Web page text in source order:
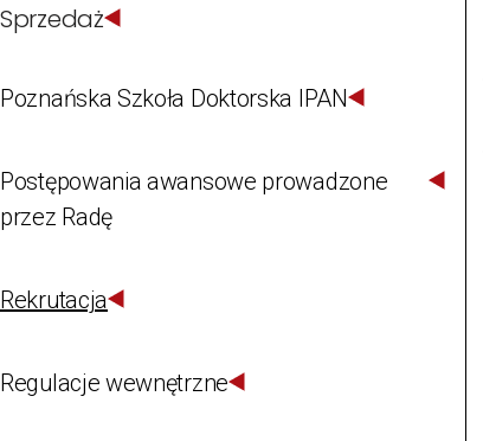
Sprzedaż
Poznańska Szkoła Doktorska IPAN
Postępowania awansowe prowadzone
przez Radę
Rekrutacja
Regulacje wewnętrzne